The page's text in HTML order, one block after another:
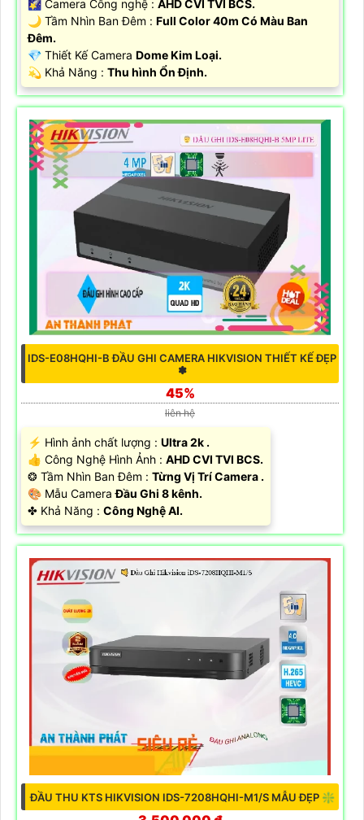
CAMERA HIKVISION THIẾT KẾ ĐẸP DS-2CE72DF3T-F
1,255,000 ₫
1,790,000 ₫
️👀 Độ Phân giải : FULL HD 1080P .
🌠 Camera Công nghệ :AHD CVI TVI BCS.
🌙 Tầm Nhìn Ban Đêm :Full Color 40m Có Màu Ban
💎 Thiết Kế Camera
Dome Kim Loại.
️💫 Khả Năng :Thu hình Ổn Định.
IDS-E08HQHI-B ĐẦU GHI CAMERA HIKVISION THIẾT KẾ ĐẸP
✽
45%
️⚡ Hình ảnh chất lượng :
👍 Công Nghệ Hình Ảnh :AHD CVI TVI BCS.
❂ Tầm Nhìn Ban Đêm :
Từng Vị Trí Camera .
🎨 Mẫu CameraĐầu Ghi 8 kênh.